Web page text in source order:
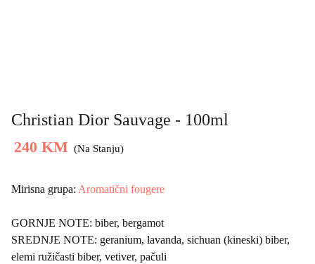
Christian Dior Sauvage - 100ml
240 KM (Na Stanju)
Mirisna grupa: Aromatični fougere
GORNJE NOTE: biber, bergamot
SREDNJE NOTE: geranium, lavanda, sichuan (kineski) biber,
elemi ružičasti biber, vetiver, pačuli